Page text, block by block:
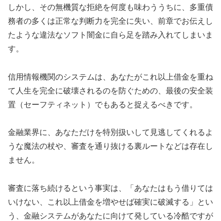
しかし、その無機質な拒絶を何度も味わううちに、多重債
務者の多くは正常な判断力を完全に失い、前章でお伝えし
たような違法なソフト闇金に自ら足を踏み入れてしまいま
す。
信用情報機関のシステムは、あなたがこれ以上借金を重ね
て人生を完全に破壊されるのを防ぐための、最後の安全装
置（セーフティネット）でもあると捉えるべきです。
金融業界に、あなただけを特別扱いして見逃してくれるよ
うな魔法の杖や、審査を通り抜ける裏ルートなどは存在し
ません。
審査に落ち続けるという事実は、「あなたはもう借りては
いけない、これ以上借金を増やせば確実に破滅する」とい
う、金融システムがあなたに向けて発している冷酷ですが